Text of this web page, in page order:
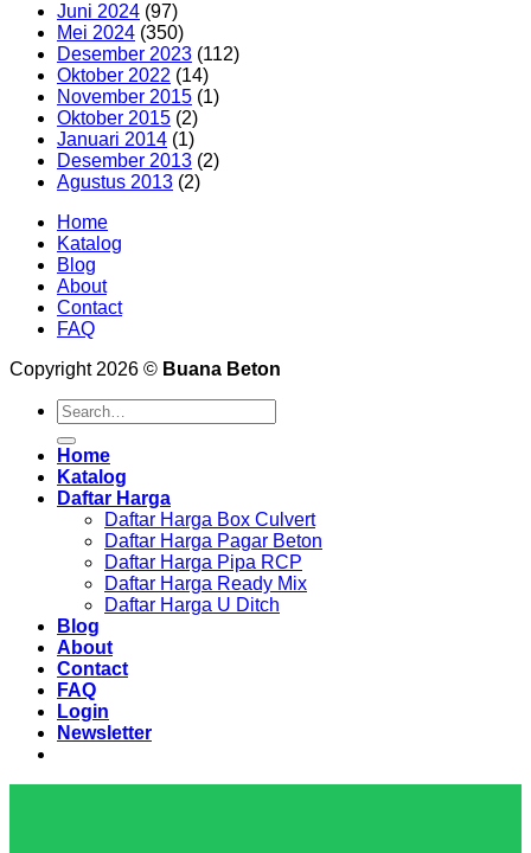
Juni 2024 (97)
Mei 2024 (350)
Desember 2023 (112)
Oktober 2022 (14)
November 2015 (1)
Oktober 2015 (2)
Januari 2014 (1)
Desember 2013 (2)
Agustus 2013 (2)
Home
Katalog
Blog
About
Contact
FAQ
Copyright 2026 © Buana Beton
Search
for:
Home
Katalog
Daftar Harga
Daftar Harga Box Culvert
Daftar Harga Pagar Beton
Daftar Harga Pipa RCP
Daftar Harga Ready Mix
Daftar Harga U Ditch
Blog
About
Contact
FAQ
Login
Newsletter